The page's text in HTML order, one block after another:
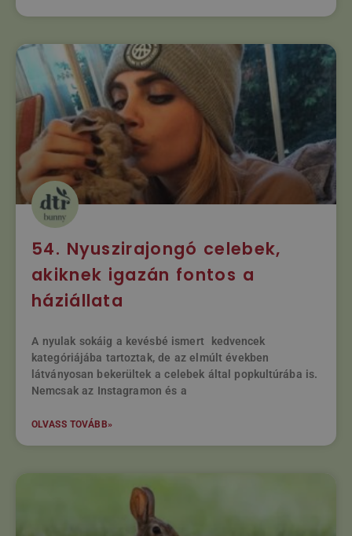
54. Nyuszirajongó celebek,
akiknek igazán fontos a
háziállata
A nyulak sokáig a kevésbé ismert kedvencek
kategóriájába tartoztak, de az elmúlt években
látványosan bekerültek a celebek által popkultúrába is.
Nemcsak az Instagramon és a
OLVASS TOVÁBB»